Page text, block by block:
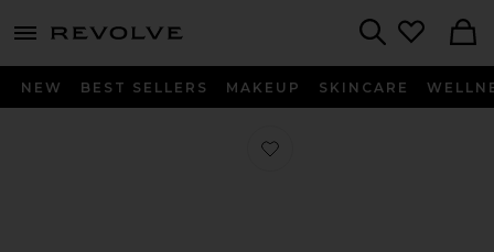
menu - shows more content
NEW BEST SELLERS MAKEUP SKINCARE
찜상품 LASER PRO STARTER KIT 레